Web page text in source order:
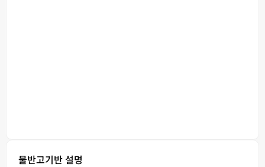
물반고기반 설명